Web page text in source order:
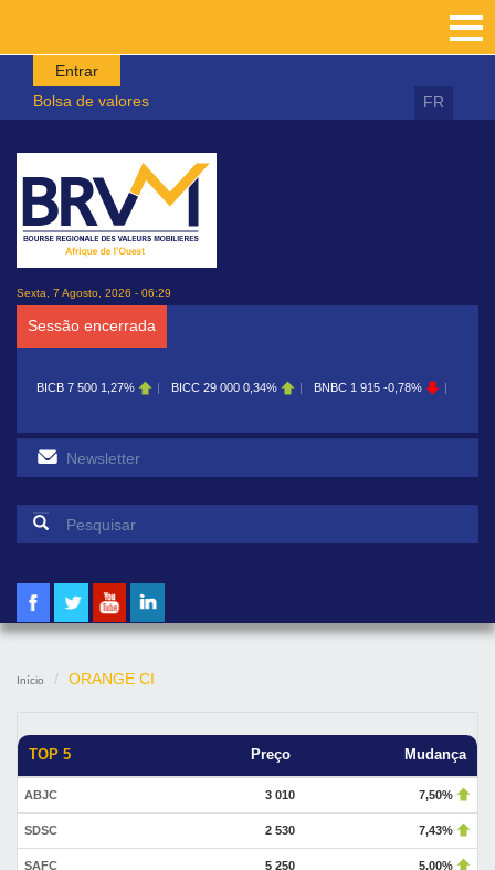
Passar para o conteúdo principal
Entrar
Bolsa de valores
FR
Sexta, 7 Agosto, 2026 - 06:29
Sessão encerrada
BICB 7 500 1,27% BICC 29 000 0,34% BNBC 1 915 -0,78%
Formulário de pesquisa
Início ORANGE CI
TOP 5 Preço Mudança
ABJC 3 010 7,50%
SDSC 2 530 7,43%
SAFC 5 250 5,00%